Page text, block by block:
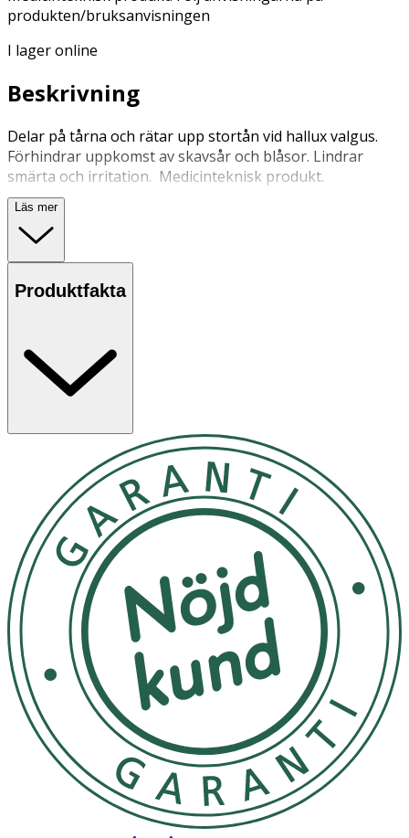
produkten/bruksanvisningen
I lager online
Beskrivning
Delar på tårna och rätar upp stortån vid hallux valgus.
Förhindrar uppkomst av skavsår och blåsor. Lindrar
smärta och irritation. Medicinteknisk produkt.
Tvätta och torka fötterna. placera tåspridaren mellan
tårna och ta på en strumpa.
husdjur.
Ingredienser:
Läs mer
Produktfakta